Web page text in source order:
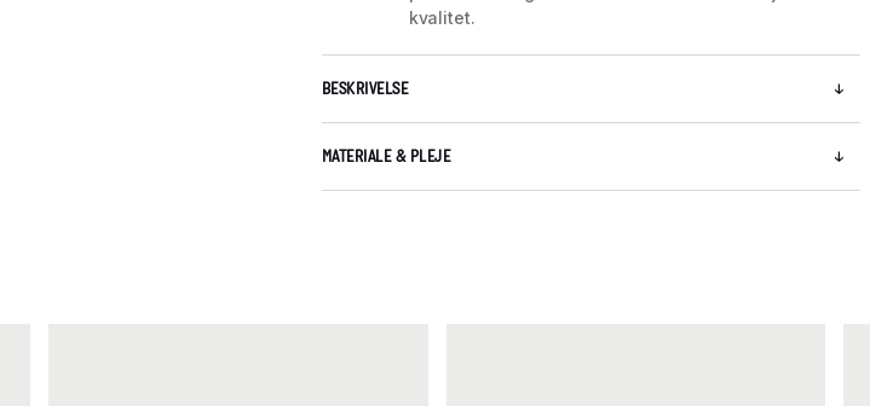
kvalitet.
BESKRIVELSE
MATERIALE & PLEJE